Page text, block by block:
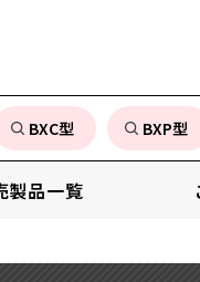
BXC型 BXP型
製品一覧